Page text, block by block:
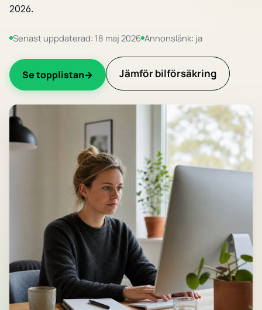
2026.
Senast uppdaterad: 18 maj 2026 Annonslänk: ja
Se topplistan Jämför bilförsäkring